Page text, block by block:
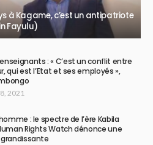
à Kagame, c’est un antipatriote
Fayulu)
: « C’est un conflit entre
qui est l’Etat et ses employés »,
2021
: le spectre de l’ère Kabila
Rights Watch dénonce une